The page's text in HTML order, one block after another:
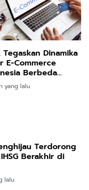
Tegaskan Dinamika
E-Commerce
Berbeda
China
yang lalu
Terdorong
Berakhir di
lalu